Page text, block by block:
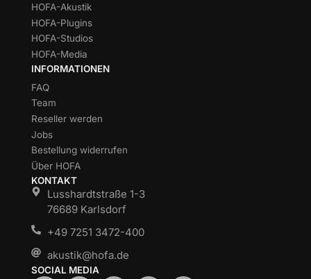
HOFA-Akustik
HOFA-Plugins
HOFA-Studios
HOFA-Media
INFORMATIONEN
FAQ
Team
Reseller werden
Jobs
Bestellung widerrufen
Über HOFA
KONTAKT
Lusshardtstraße 1-3
76689 Karlsdorf
+49 7251 3472-400
akustik@hofa.de
SOCIAL MEDIA